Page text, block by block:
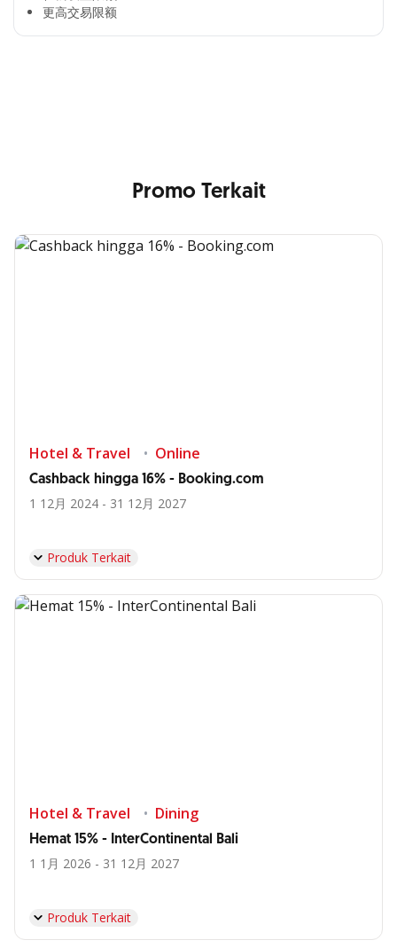
更高交易限额​
Cross Selling Banner Global
Promo Terkait
Hotel & Travel Online
Cashback hingga 16% - Booking.com
1 12月 2024 - 31 12月 2027
Produk Terkait
Hotel & Travel Dining
Hemat 15% - InterContinental Bali
1 1月 2026 - 31 12月 2027
Produk Terkait